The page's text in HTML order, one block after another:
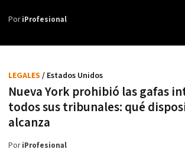
PoriProfesional
Nueva York prohibió las gafas
todos sus tribunales: qué
alcanza
LEGALES / Estados Unidos
PoriProfesional